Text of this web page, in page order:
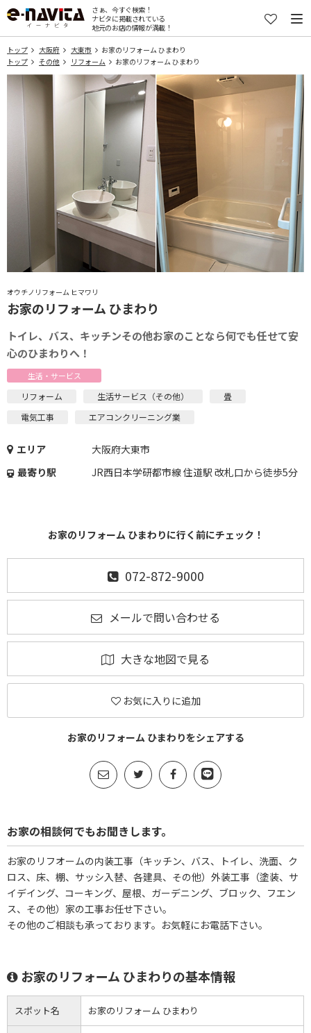
さぁ、今すぐ検索！
ナビタに掲載されている
地元のお店の情報が満載！
トップ 大阪府 大東市
お家のリフォーム ひまわり
トップ
その他 リフォーム お家のリフォーム ひまわり
オウチノリフォーム ヒマワリ
お家のリフォーム ひまわり
トイレ、バス、キッチンその他お家のことなら何でも任せて安
心のひまわりへ！
生活・サービス
リフォーム 生活サービス（その他）
畳
電気工事
エアコンクリーニング業
エリア
大阪府大東市
最寄り駅
JR西日本学研都市線 住道駅 改札口から徒歩5分
お家のリフォーム ひまわりに行く前にチェック！
072-872-9000
メールで問い合わせる
大きな地図で見る
お気に入りに追加
お家のリフォーム ひまわりをシェアする
お家の相談何でもお聞きします。
お家のリフオームの内装工事（キッチン、バス、トイレ、洗面、ク
ロス、床、棚、サッシ入替、各建具、その他）外装工事（塗装、サ
イデイング、コーキング、屋根、ガーデニング、ブロック、フエン
ス、その他）家の工事お任せ下さい。
その他のご相談も承っております。お気軽にお電話下さい。
お家のリフォーム ひまわりの基本情報
スポット名 お家のリフォーム ひまわり